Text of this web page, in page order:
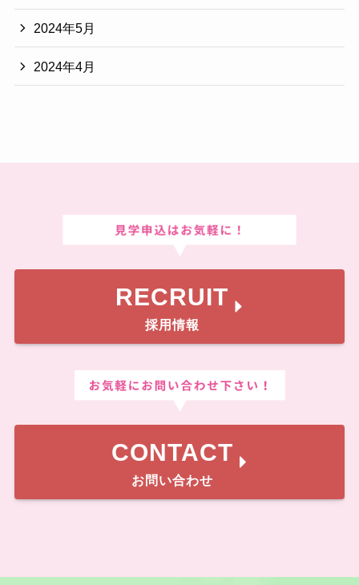
2024年5月
2024年4月
RECRUIT
採用情報
CONTACT
お問い合わせ